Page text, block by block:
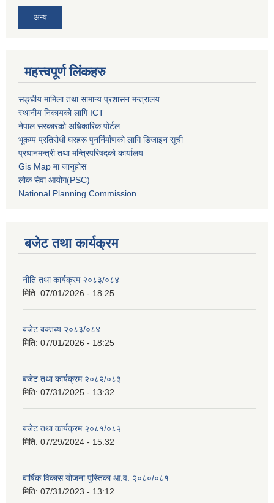
अन्य
महत्त्वपूर्ण लिंकहरु
सङ्घीय मामिला तथा सामान्य प्रशासन मन्त्रालय
स्थानीय निकायको लागि ICT
नेपाल सरकारको अधिकारिक पोर्टल
भूकम्प प्रतिरोधी घरहरू पुनर्निर्माणको लागि डिजाइन सूची
प्रधानमन्त्री तथा मन्त्रिपरिषदको कार्यालय
Gis Map मा जानुहोस
लोक सेवा आयोग(PSC)
National Planning Commission
बजेट तथा कार्यक्रम
नीति तथा कार्यक्रम २०८३/०८४
मिति: 07/01/2026 - 18:25
बजेट बक्तब्य २०८३/०८४
मिति: 07/01/2026 - 18:25
बजेट तथा कार्यक्रम २०८२/०८३
मिति: 07/31/2025 - 13:32
बजेट तथा कार्यक्रम २०८१/०८२
मिति: 07/29/2024 - 15:32
बार्षिक विकास योजना पुस्तिका आ.व. २०८०/०८१
मिति: 07/31/2023 - 13:12